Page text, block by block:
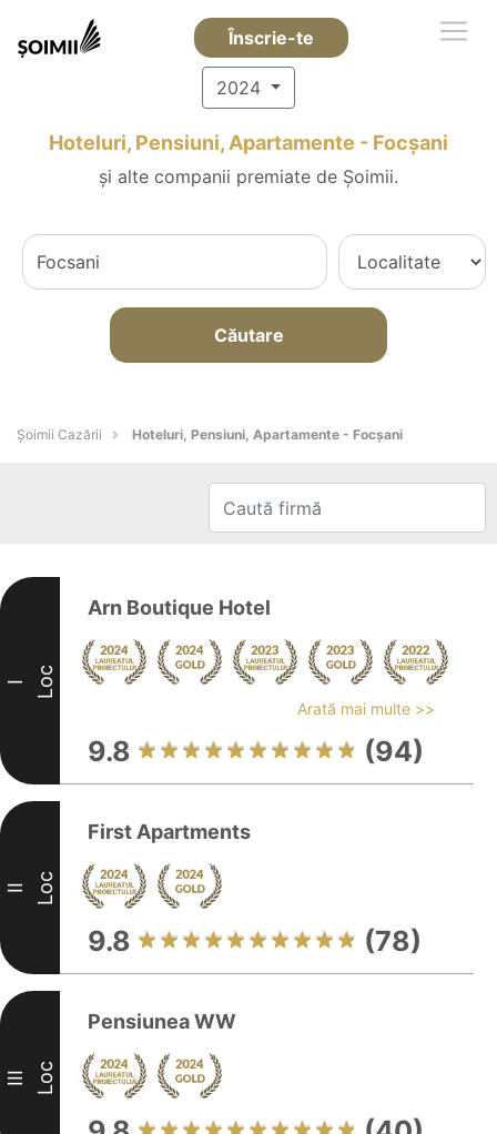
Înscrie-te
2024
Hoteluri, Pensiuni, Apartamente - Focşani
și alte companii premiate de Șoimii.
Căutare
Șoimii Cazării Hoteluri, Pensiuni, Apartamente - Focşani
I Loc
Arn Boutique Hotel
Arată mai multe >>
9.8 (94)
II Loc
First Apartments
9.8 (78)
III Loc
Pensiunea WW